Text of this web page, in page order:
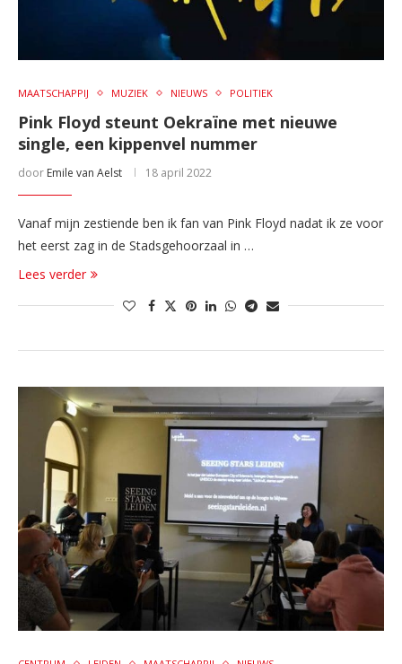
MAATSCHAPPIJ MUZIEK NIEUWS POLITIEK
Pink Floyd steunt Oekraïne met nieuwe
single, een kippenvel nummer
door Emile van Aelst 18 april 2022
Vanaf mijn zestiende ben ik fan van Pink Floyd nadat ik ze voor
het eerst zag in de Stadsgehoorzaal in …
Lees verder